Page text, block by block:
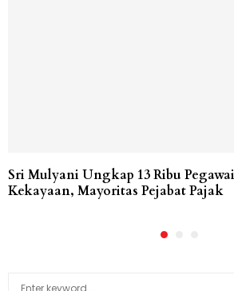
Sri Mulyani Ungkap 13 Ribu
Kekayaan, Mayoritas Pejabat Pajak